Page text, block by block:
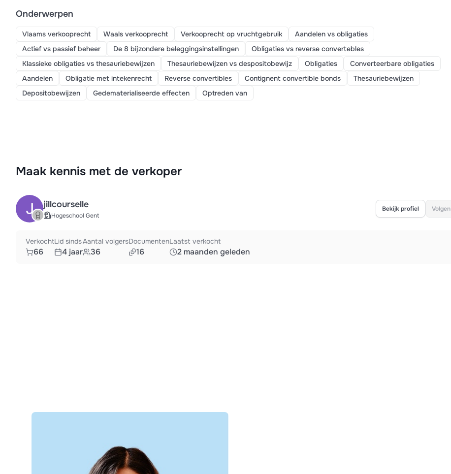
Onderwerpen
Vlaams verkooprecht Waals verkooprecht Verkooprecht op vruchtgebruik
Aandelen vs obligaties
Actief vs passief beheer
De 8 bijzondere beleggingsinstellingen
Obligaties vs reverse convertebles
Klassieke obligaties vs thesauriebewijzen
Thesauriebewijzen vs despositobewijz Obligaties
Converteerbare obligaties
Aandelen
Obligatie met intekenrecht Reverse convertibles Contignent convertible bonds
Thesauriebewijzen
Depositobewijzen
Gedematerialiseerde effecten Optreden van
Maak kennis met de verkoper
jillcourselle
Hogeschool Gent
Bekijk profiel Volgen
Verkocht
66
Lid sinds
4 jaar
Aantal volgers
36
Documenten
16
Laatst verkocht
2 maanden geleden